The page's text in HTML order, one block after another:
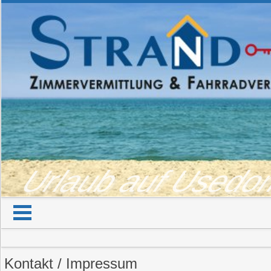
Urlaub auf
Kontakt / Impressum